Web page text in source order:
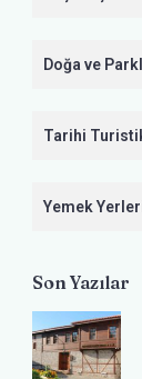
Doğa ve
Tarihi
Yemek
Son Yazılar